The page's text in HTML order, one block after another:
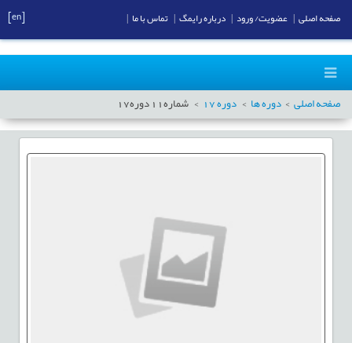
صفحه اصلی دوره ها دوره17 شماره11 دوره17
صفحه اصلی عضویت/ ورود درباره رایمگ تماس با ما